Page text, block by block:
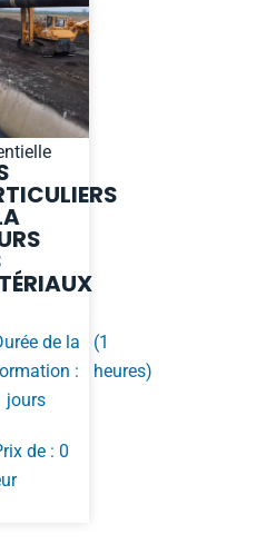
de la
:
jours
de : 0
(1
heures)